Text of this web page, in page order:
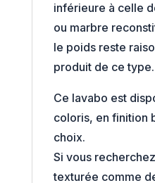
inférieure à celle
ou marbre
le poids reste
produit de ce type.
Ce lavabo est
coloris, en finition
choix.
Si vous
texturée comme